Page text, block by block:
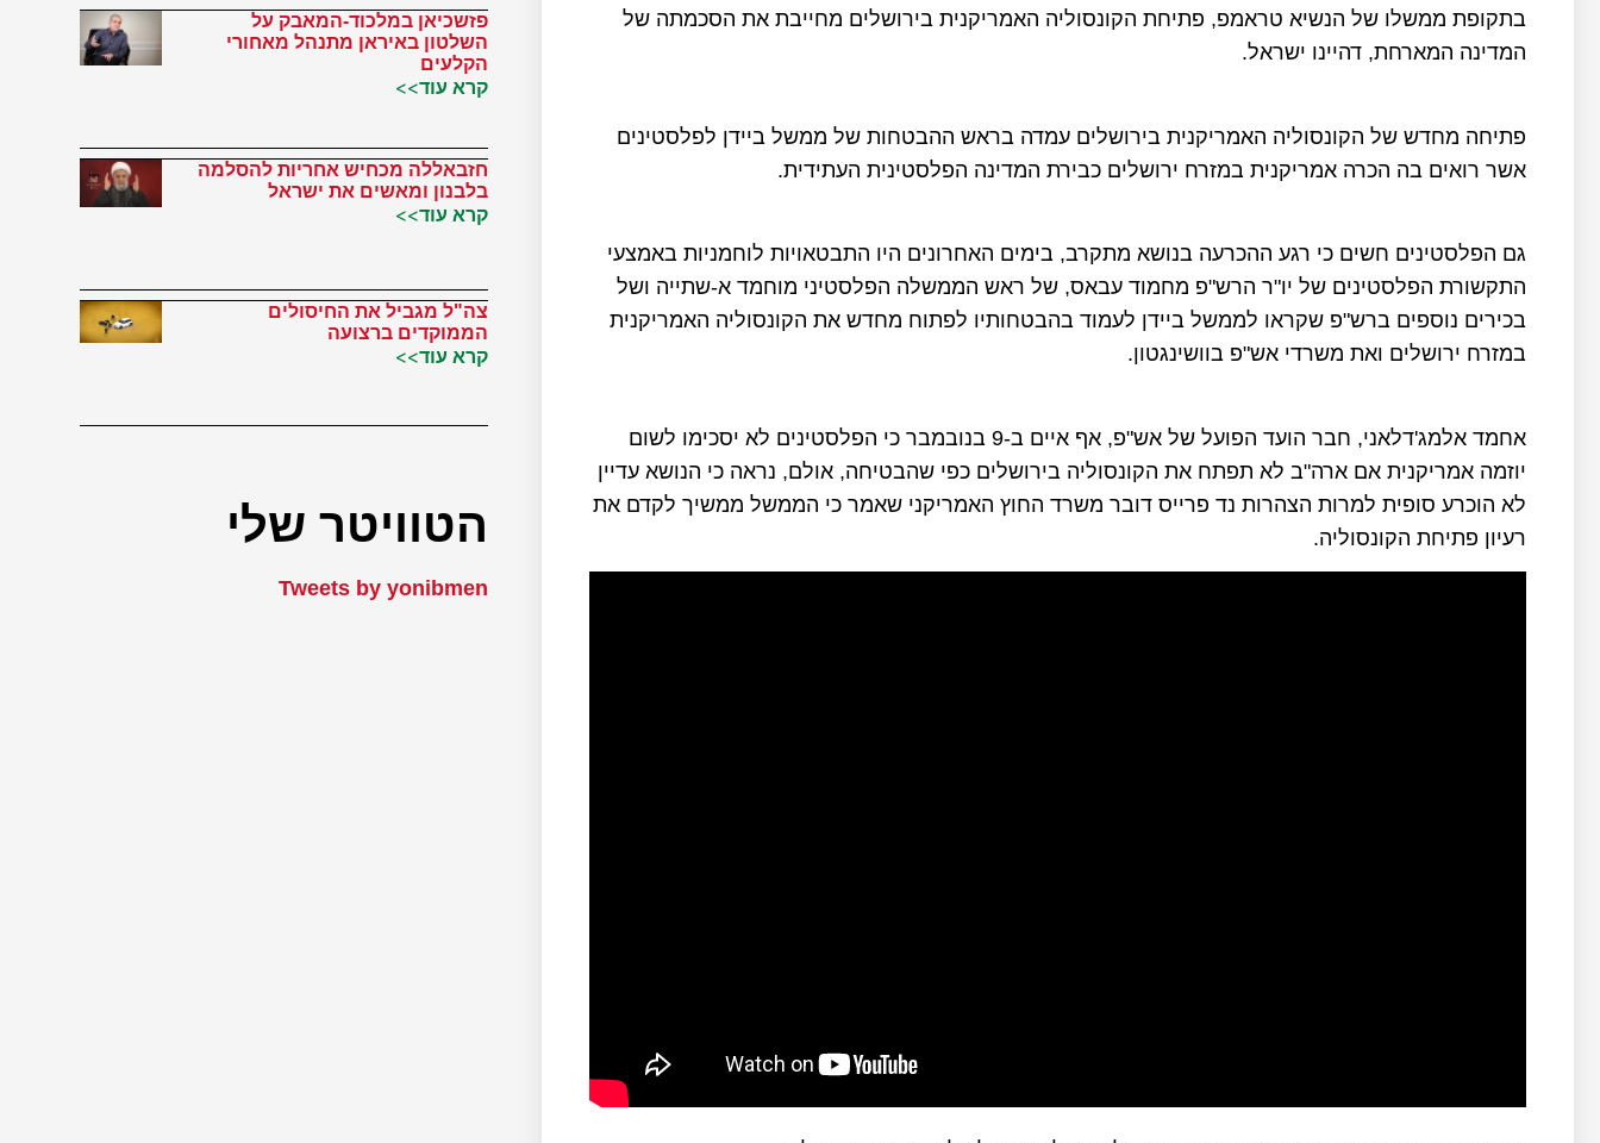
בתקופת ממשלו של הנשיא טראמפ, פתיחת הקונסוליה האמריקנית בירושלים מחייבת את הסכמתה של
המדינה המארחת, דהיינו ישראל.
פתיחה מחדש של הקונסוליה האמריקנית בירושלים עמדה בראש ההבטחות של ממשל ביידן לפלסטינים
אשר רואים בה הכרה אמריקנית במזרח ירושלים כבירת המדינה הפלסטינית העתידית.
גם הפלסטינים חשים כי רגע ההכרעה בנושא מתקרב, בימים האחרונים היו התבטאויות לוחמניות באמצעי
התקשורת הפלסטינים של יו"ר הרש"פ מחמוד עבאס, של ראש הממשלה הפלסטיני מוחמד א-שתייה ושל
בכירים נוספים ברש"פ שקראו לממשל ביידן לעמוד בהבטחותיו לפתוח מחדש את הקונסוליה האמריקנית
במזרח ירושלים ואת משרדי אש"פ בוושינגטון.
אחמד אלמג'דלאני, חבר הועד הפועל של אש"פ, אף איים ב-9 בנובמבר כי הפלסטינים לא יסכימו לשום
יוזמה אמריקנית אם ארה"ב לא תפתח את הקונסוליה בירושלים כפי שהבטיחה, אולם, נראה כי הנושא עדיין
לא הוכרע סופית למרות הצהרות נד פרייס דובר משרד החוץ האמריקני שאמר כי הממשל ממשיך לקדם את
רעיון פתיחת הקונסוליה.
פזשכיאן במלכוד-המאבק על
השלטון באיראן מתנהל מאחורי
הקלעים
קרא עוד>>
חזבאללה מכחיש אחריות להסלמה
בלבנון ומאשים את ישראל
קרא עוד>>
צה"ל מגביל את החיסולים
הממוקדים ברצועה
קרא עוד>>
הטוויטר שלי
Tweets by yonibmen